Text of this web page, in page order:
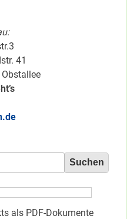
41
als PDF-Dokumente